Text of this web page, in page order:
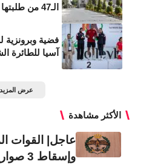
الـ47 من طلبتها
فضية
آسيا للطائرة
عرض المزيد
الأكثر مشاهدة
عاجل| القوات